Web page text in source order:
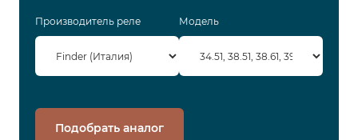
Производитель реле Модель
Подобрать аналог